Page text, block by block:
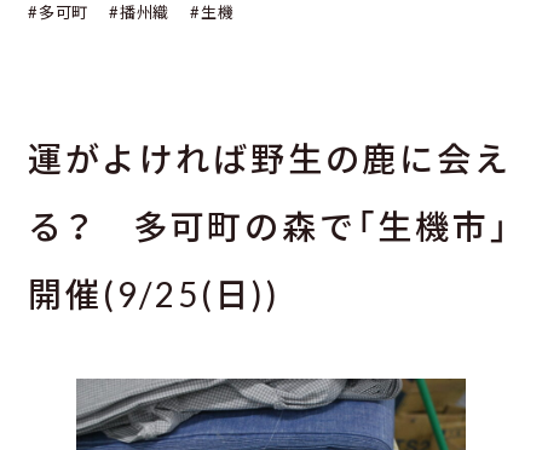
#多可町
#播州織 #生機
運がよければ野生の鹿に会え
る？ 多可町の森で「生機市」
開催(9/25(日))